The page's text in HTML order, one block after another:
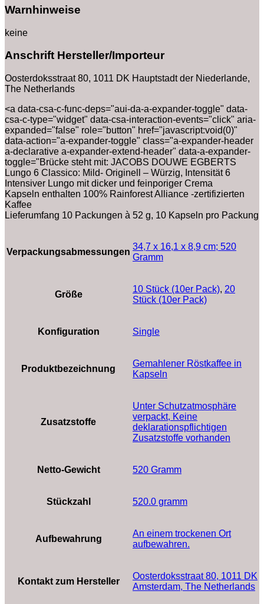
Warnhinweise
keine
Anschrift Hersteller/Importeur
Oosterdoksstraat 80, 1011 DK Hauptstadt der Niederlande,
The Netherlands
<a data-csa-c-func-deps="aui-da-a-expander-toggle" data-
csa-c-type="widget" data-csa-interaction-events="click" aria-
expanded="false" role="button" href="javascript:void(0)"
data-action="a-expander-toggle" class="a-expander-header
a-declarative a-expander-extend-header" data-a-expander-
toggle="Brücke steht mit: JACOBS DOUWE EGBERTS
Lungo 6 Classico: Mild- Originell – Würzig, Intensität 6
Intensiver Lungo mit dicker und feinporiger Crema
Kapseln enthalten 100% Rainforest Alliance -zertifizierten
Kaffee
Lieferumfang 10 Packungen à 52 g, 10 Kapseln pro Packung
Verpackungsabmessungen
‎34,7 x 16,1 x 8,9 cm; 520
Gramm
Größe
10 Stück (10er Pack), 20
Stück (10er Pack)
Konfiguration Single
Produktbezeichnung
‎Gemahlener Röstkaffee in
Kapseln
Zusatzstoffe
‎Unter Schutzatmosphäre
verpackt, Keine
deklarationspflichtigen
Zusatzstoffe vorhanden
Netto-Gewicht ‎520 Gramm
Stückzahl ‎520.0 gramm
Aufbewahrung
‎An einem trockenen Ort
aufbewahren.
Kontakt zum Hersteller
‎Oosterdoksstraat 80, 1011 DK
Amsterdam, The Netherlands